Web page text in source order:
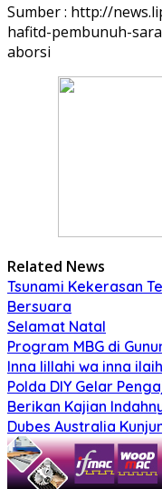
Sumber : http://
hafitd-pembunuh-
aborsi
Related News
Tsunami Kekerasan
Bersuara
Selamat Natal
Program MBG di
Inna lillahi wa inna
Polda DIY Gelar
Berikan Kajian
Dubes Australia